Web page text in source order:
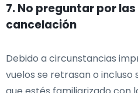
7. No preguntar por
cancelación
Debido a circunstancias
vuelos se retrasan o incluso